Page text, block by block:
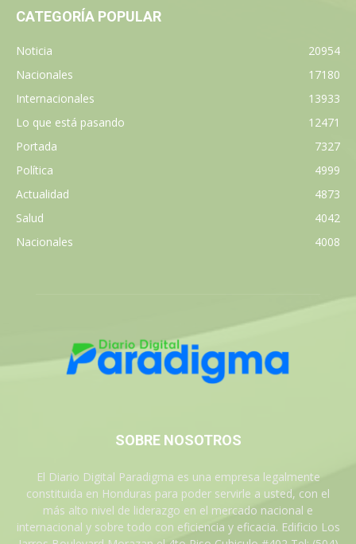
CATEGORÍA POPULAR
Noticia
20954
Nacionales
17180
Internacionales
13933
Lo que está pasando
12471
Portada
7327
Política
4999
Actualidad
4873
Salud
4042
Nacionales
4008
SOBRE NOSOTROS
El Diario Digital Paradigma es una empresa legalmente
constituida en Honduras para poder servirle a usted, con el
más alto nivel de liderazgo en el mercado nacional e
internacional y sobre todo con eficiencia y eficacia. Edificio Los